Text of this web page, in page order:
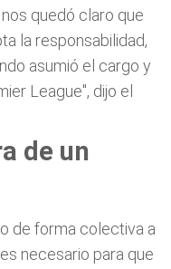
quedó claro que
la responsabilidad,
asumió el cargo y
League", dijo el
de un
de forma colectiva a
necesario para que